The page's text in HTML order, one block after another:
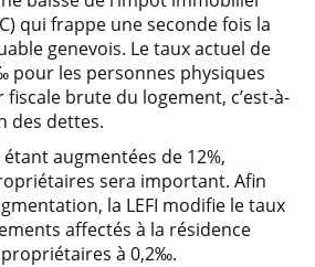
qui frappe une seconde fois la
genevois. Le taux actuel de
pour les personnes physiques
brute du logement, c’est-à-
des dettes.
augmentées de 12%,
sera important. Afin
la LEFI modifie le taux
affectés à la résidence
à 0,2‰.